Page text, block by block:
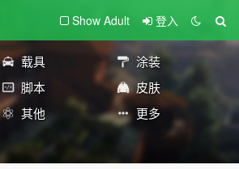
Show Adult 登入
载具
涂装
脚本
皮肤
其他 更多